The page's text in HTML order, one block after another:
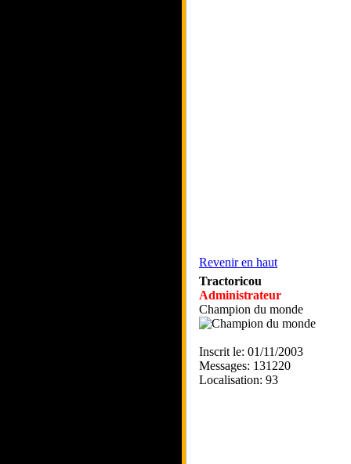
Revenir en haut
Tractoricou
Administrateur
Champion du monde
Inscrit le: 01/11/2003
Messages: 131220
Localisation: 93